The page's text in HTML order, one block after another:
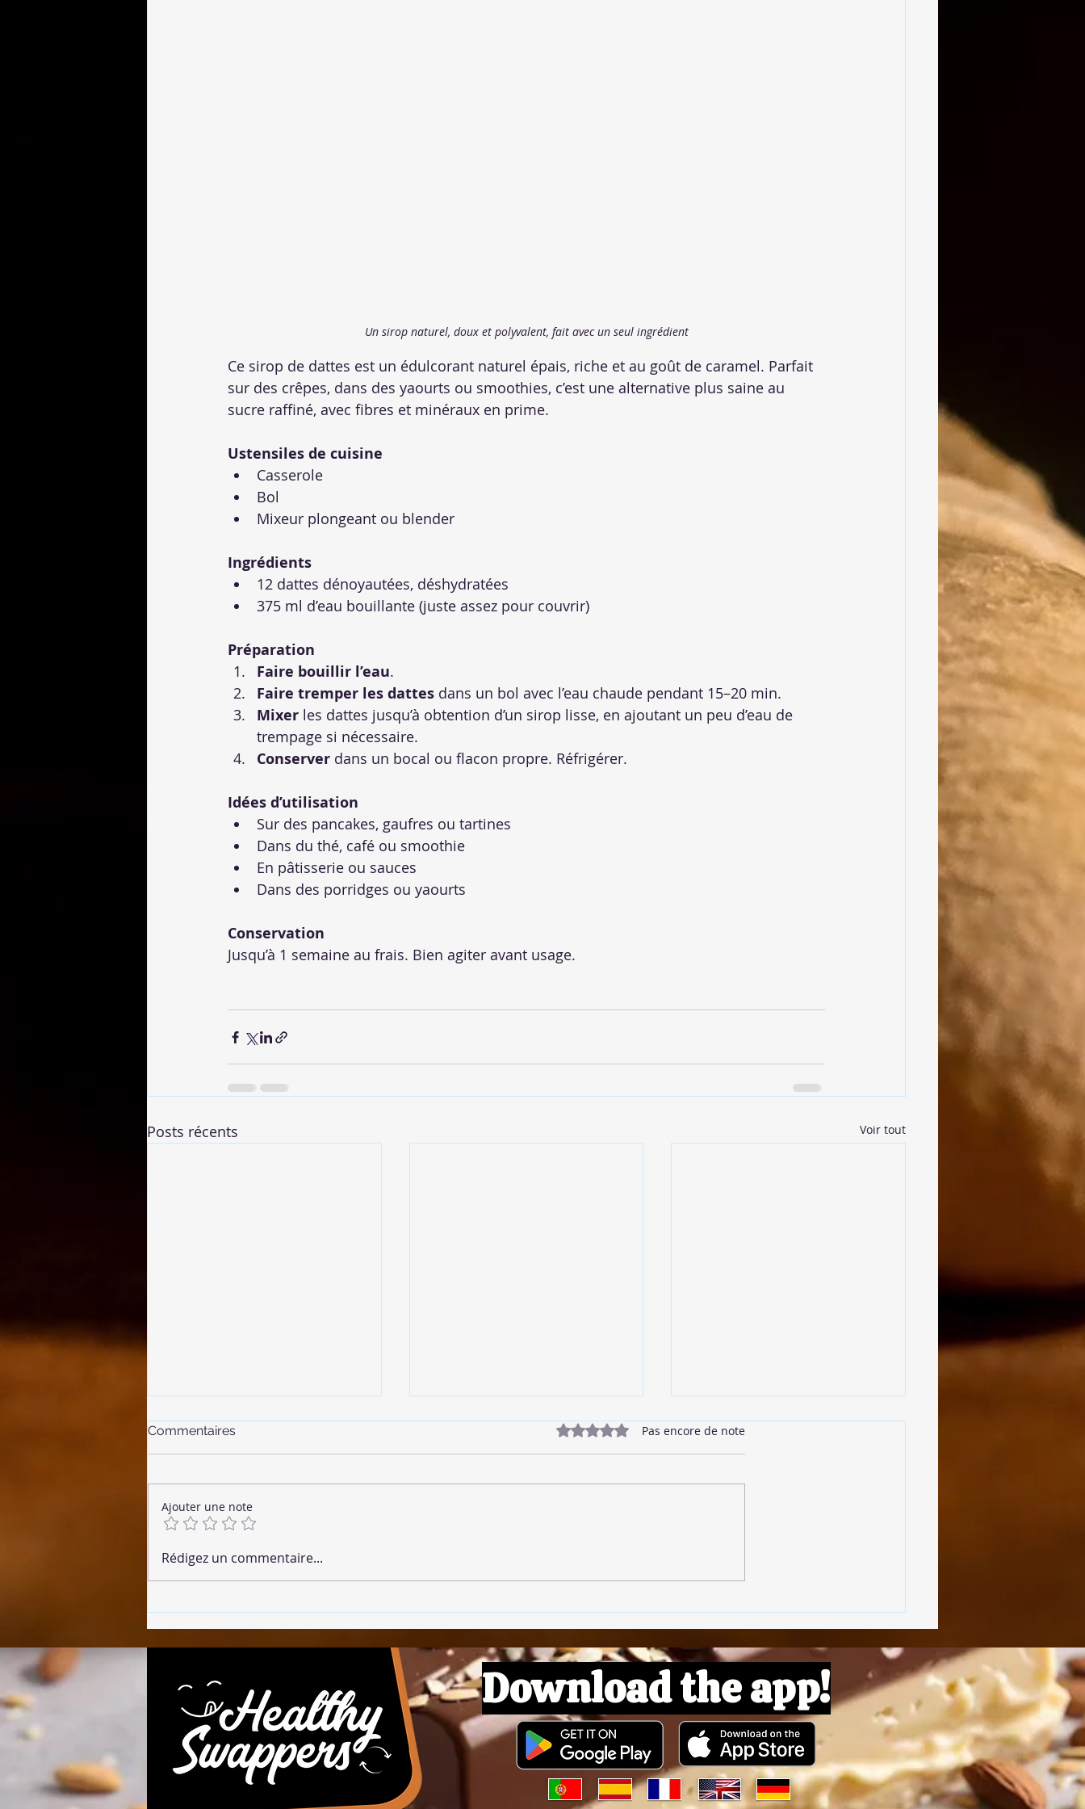
Un sirop naturel, doux et polyvalent, fait avec un seul ingrédient
Ce sirop de dattes est un édulcorant naturel épais, riche et au goût de caramel. Parfait
sur des crêpes, dans des yaourts ou smoothies, c’est une alternative plus saine au
sucre raffiné, avec fibres et minéraux en prime.
Ustensiles de cuisine
Casserole
Bol
Mixeur plongeant ou blender
Ingrédients
12 dattes dénoyautées, déshydratées
375 ml d’eau bouillante (juste assez pour couvrir)
Préparation
Faire bouillir l’eau.
Faire tremper les dattes dans un bol avec l’eau chaude pendant 15–20 min.
Mixer les dattes jusqu’à obtention d’un sirop lisse, en ajoutant un peu d’eau de
trempage si nécessaire.
Conserver dans un bocal ou flacon propre. Réfrigérer.
Idées d’utilisation
Sur des pancakes, gaufres ou tartines
Dans du thé, café ou smoothie
En pâtisserie ou sauces
Dans des porridges ou yaourts
Conservation
Jusqu’à 1 semaine au frais. Bien agiter avant usage.
Posts récents Voir tout
🌶 Chorizo Végétalien
Commentaires Noté 0 étoile sur 5.Pas encore de note
Ajouter une note
Rédigez un commentaire...
Download the app!